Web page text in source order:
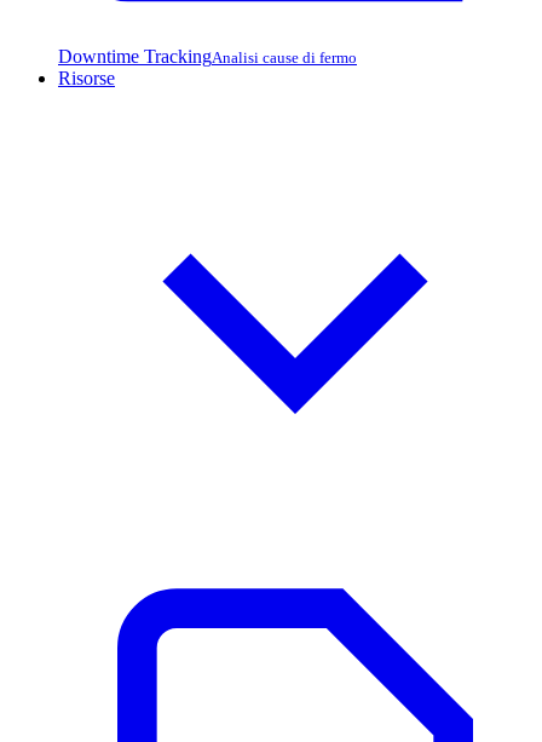
Downtime TrackingAnalisi cause di fermo
Risorse